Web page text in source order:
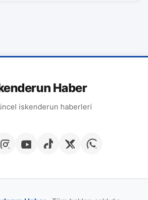
Haber
iskenderun haberleri